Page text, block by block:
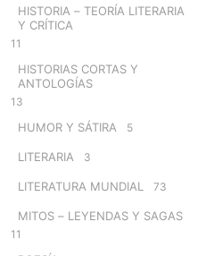
HISTORIA – TEORÍA LITERARIA
Y CRÍTICA
11
HISTORIAS CORTAS Y
ANTOLOGÍAS
13
HUMOR Y SÁTIRA 5
LITERARIA 3
LITERATURA MUNDIAL 73
MITOS – LEYENDAS Y SAGAS
11